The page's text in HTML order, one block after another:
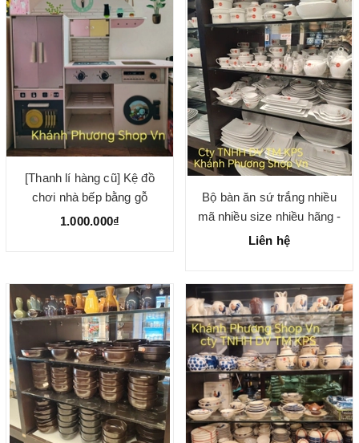
[Thanh lí hàng cũ] Kệ đồ
chơi nhà bếp bằng gỗ
102x102x30cm
1.000.000₫
Bộ bàn ăn sứ trắng nhiều
mã nhiều size nhiều hãng -
gốm sứ chính hãng cao cấp
Liên hệ